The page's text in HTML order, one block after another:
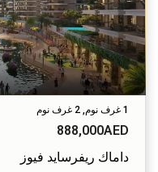
1 غرف نوم, 2 غرف نوم
888,000AED
داماك ريفرسايد فيوز